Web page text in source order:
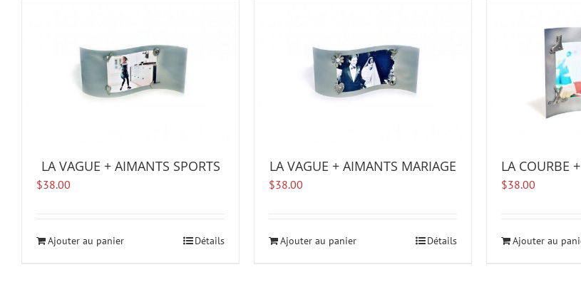
LA VAGUE + AIMANTS SPORTS
$38.00
Ajouter au panier Détails
LA VAGUE + AIMANTS MARIAGE
$38.00
Ajouter au panier Détails
LA COURBE
$38.00
Ajouter au